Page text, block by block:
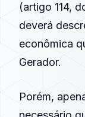
(artigo 114,
deverá
econômica
Gerador.
Porém,